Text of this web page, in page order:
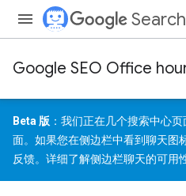
Google SEO Office
Beta 版 ：我们正在几个搜索中心
面。如果您在侧边栏中看到聊天图
反馈。详细了解侧边栏聊天的可用